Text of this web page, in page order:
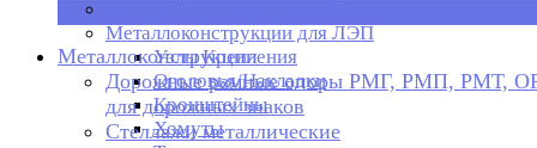
Металлоконструкции для ЛЭП
Узлы Крепления
Оголовья/Накладки
Кронштейны
Хомуты
Металлоконструкции
Дорожные рамные опоры РМГ, РМП, РМТ,
для дорожных знаков
Стеллажи металлические